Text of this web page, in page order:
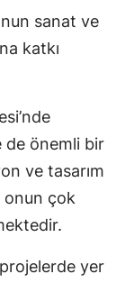
sanat ve
katkı
de önemli bir
ve tasarım
onun çok
projelerde yer